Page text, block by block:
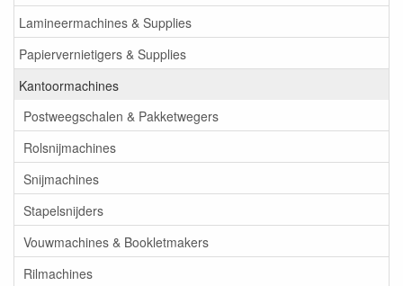
Lamineermachines & Supplies
Papiervernietigers & Supplies
Kantoormachines
Postweegschalen & Pakketwegers
Rolsnijmachines
Snijmachines
Stapelsnijders
Vouwmachines & Bookletmakers
Rilmachines